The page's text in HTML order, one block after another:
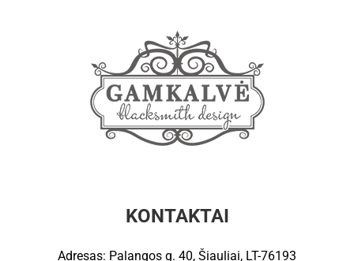
KONTAKTAI
Adresas: Palangos g. 40, Šiauliai, LT-76193